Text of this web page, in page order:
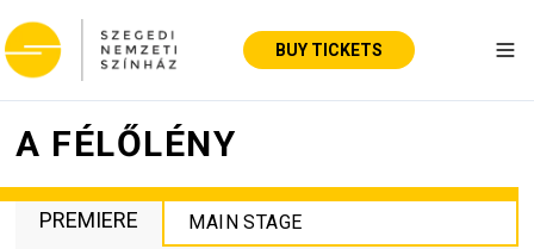
BUY TICKETS
A FÉLŐLÉNY
PREMIERE MAIN STAGE